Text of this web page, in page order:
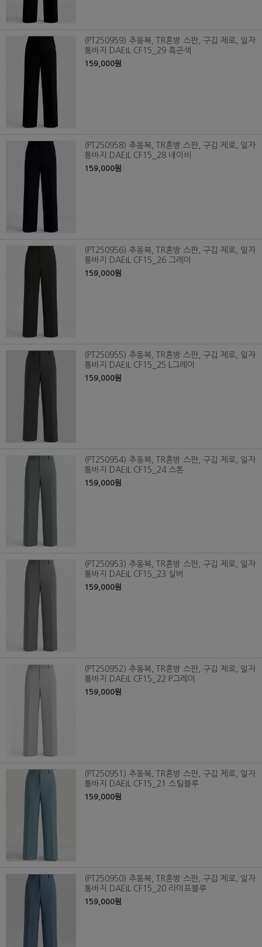
(PT250959) 추동복, TR혼방 스판, 구김 제로, 일자
통바지 DAEIL CF15_29 흑곤색
159,000원
(PT250958) 추동복, TR혼방 스판, 구김 제로, 일자
통바지 DAEIL CF15_28 네이비
159,000원
(PT250956) 추동복, TR혼방 스판, 구김 제로, 일자
통바지 DAEIL CF15_26 그레이
159,000원
(PT250955) 추동복, TR혼방 스판, 구김 제로, 일자
통바지 DAEIL CF15_25 L그레이
159,000원
(PT250954) 추동복, TR혼방 스판, 구김 제로, 일자
통바지 DAEIL CF15_24 스톤
159,000원
(PT250953) 추동복, TR혼방 스판, 구김 제로, 일자
통바지 DAEIL CF15_23 실버
159,000원
(PT250952) 추동복, TR혼방 스판, 구김 제로, 일자
통바지 DAEIL CF15_22 P그레이
159,000원
(PT250951) 추동복, TR혼방 스판, 구김 제로, 일자
통바지 DAEIL CF15_21 스틸블루
159,000원
(PT250950) 추동복, TR혼방 스판, 구김 제로, 일자
통바지 DAEIL CF15_20 라이프블루
159,000원